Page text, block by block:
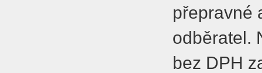
přepravné
odběratel.
bez DPH